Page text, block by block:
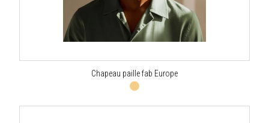
Chapeau paille fab Europe